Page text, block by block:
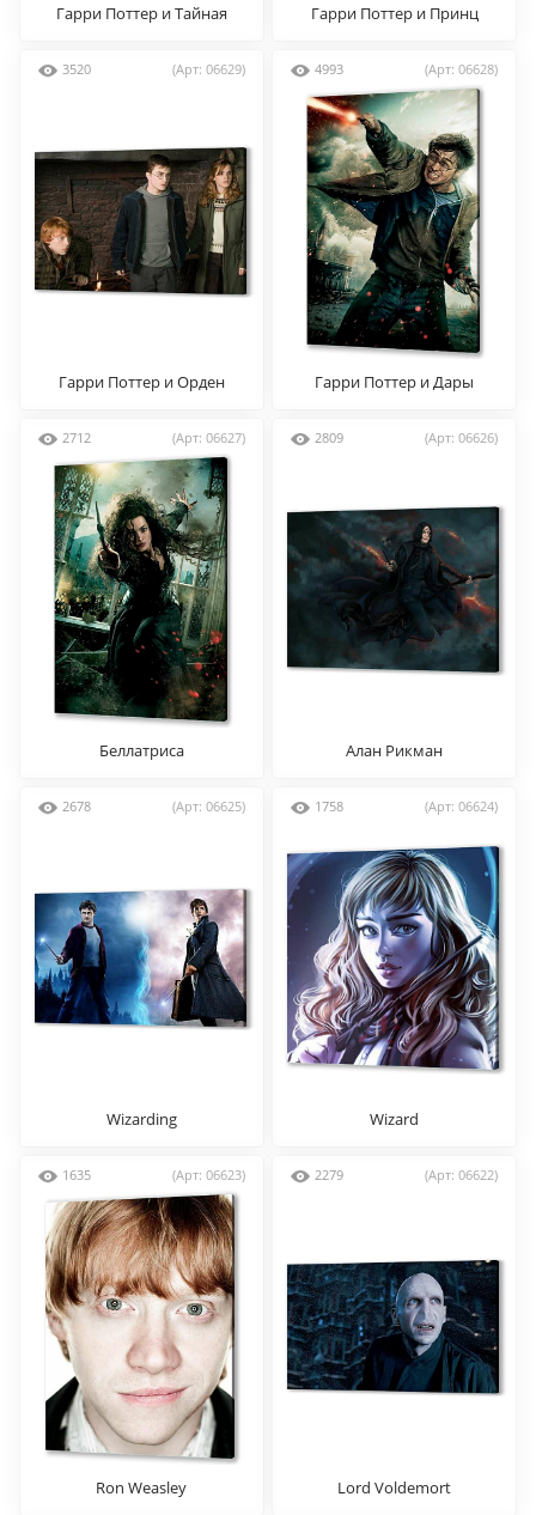
Гарри Поттер и Тайная
Гарри Поттер и Принц
3520 (Арт: 06629)
Гарри Поттер и Орден
4993 (Арт: 06628)
Гарри Поттер и Дары
2712 (Арт: 06627)
Беллатриса
2809 (Арт: 06626)
Алан Рикман
2678 (Арт: 06625)
Wizarding
1758 (Арт: 06624)
Wizard
1635 (Арт: 06623)
Ron Weasley
2279 (Арт: 06622)
Lord Voldemort